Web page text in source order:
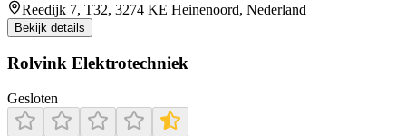
Reedijk 7, T32, 3274 KE Heinenoord, Nederland
Bekijk details
Rolvink Elektrotechniek
Gesloten